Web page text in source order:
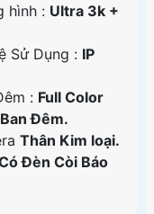
hình : Ultra 3k +
Sử Dụng : IP
: Full Color
Ðêm.
Thân Kim loại.
Ðèn Còi Báo